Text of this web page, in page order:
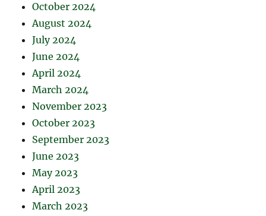
October 2024
August 2024
July 2024
June 2024
April 2024
March 2024
November 2023
October 2023
September 2023
June 2023
May 2023
April 2023
March 2023